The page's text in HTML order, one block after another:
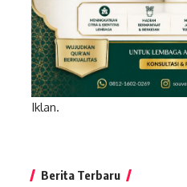
Iklan.
Berita Terbaru